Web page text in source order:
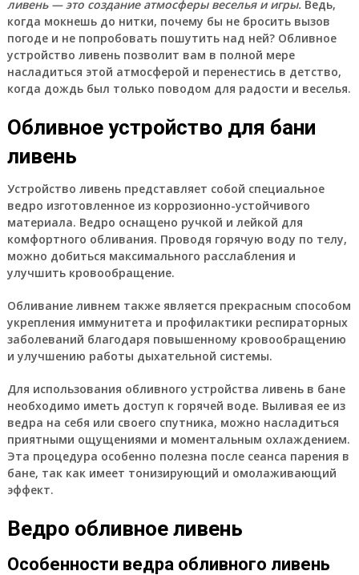
ливень — это создание атмосферы веселья и игры. Ведь,
когда мокнешь до нитки, почему бы не бросить вызов
погоде и не попробовать пошутить над ней? Обливное
устройство ливень позволит вам в полной мере
насладиться этой атмосферой и перенестись в детство,
когда дождь был только поводом для радости и веселья.
Обливное устройство для бани
ливень
Устройство ливень представляет собой специальное
ведро изготовленное из коррозионно-устойчивого
материала. Ведро оснащено ручкой и лейкой для
комфортного обливания. Проводя горячую воду по телу,
можно добиться максимального расслабления и
улучшить кровообращение.
Обливание ливнем также является прекрасным способом
укрепления иммунитета и профилактики респираторных
заболеваний благодаря повышенному кровообращению
и улучшению работы дыхательной системы.
Для использования обливного устройства ливень в бане
необходимо иметь доступ к горячей воде. Выливая ее из
ведра на себя или своего спутника, можно насладиться
приятными ощущениями и моментальным охлаждением.
Эта процедура особенно полезна после сеанса парения в
бане, так как имеет тонизирующий и омолаживающий
эффект.
Ведро обливное ливень
Особенности ведра обливного ливень